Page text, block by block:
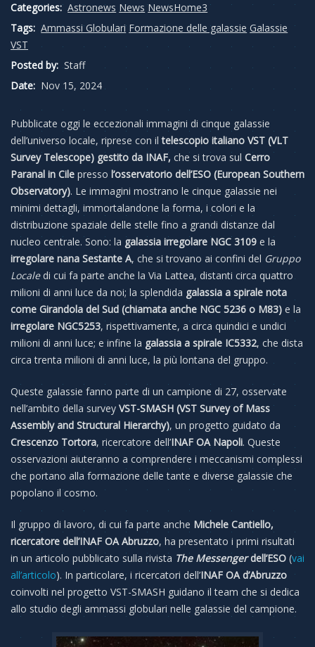
Categories: Astronews News NewsHome3
Tags: Ammassi Globulari Formazione delle galassie Galassie
VST
Posted by: Staff
Date: Nov 15, 2024
Pubblicate oggi le eccezionali immagini di cinque galassie
dell’universo locale, riprese con iltelescopio italiano VST (VLT
Survey Telescope) gestito da INAF, che si trova sul Cerro
Paranal in Cile presso l’osservatorio dell’ESO (European Southern
Observatory). Le immagini mostrano le cinque galassie nei
minimi dettagli, immortalandone la forma, i colori e la
distribuzione spaziale delle stelle fino a grandi distanze dal
nucleo centrale. Sono: la galassia irregolare NGC 3109 e la
irregolare nana Sestante A, che si trovano ai confini del Gruppo
Localedi cui fa parte anche la Via Lattea, distanti circa quattro
milioni di anni luce da noi; la splendida galassia a spirale nota
come Girandola del Sud (chiamata anche NGC 5236 o M83) e la
irregolare NGC5253, rispettivamente, a circa quindici e undici
milioni di anni luce; e infine la galassia a spirale IC5332, che dista
circa trenta milioni di anni luce, la più lontana del gruppo.
Queste galassie fanno parte di un campione di 27, osservate
nell’ambito della survey VST-SMASH (VST Survey of Mass
Assembly and Structural Hierarchy), un progetto guidato da
Crescenzo Tortora, ricercatore dell’INAF OA Napoli. Queste
osservazioni aiuteranno a comprendere i meccanismi complessi
che portano alla formazione delle tante e diverse galassie che
popolano il cosmo.
Il gruppo di lavoro, di cui fa parte anche Michele Cantiello,
ricercatore dell’INAF OA Abruzzo, ha presentato i primi risultati
in un articolo pubblicato sulla rivista The Messengerdell’ESO (vai
all’articolo). In particolare, i ricercatori dell’INAF OA d’Abruzzo
coinvolti nel progetto VST-SMASH guidano il team che si dedica
allo studio degli ammassi globulari nelle galassie del campione.